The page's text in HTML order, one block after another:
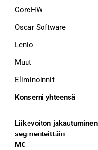
CoreHW
Oscar Software
Lenio
Muut
Eliminoinnit
Konserni yhteensä
Liikevoiton jakautuminen
segmenteittäin
M€